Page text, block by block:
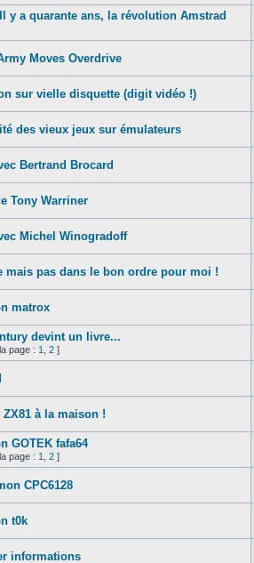
y a quarante ans, la révolution Amstrad
Moves Overdrive
sur vielle disquette (digit vidéo !)
des vieux jeux sur émulateurs
Bertrand Brocard
Tony Warriner
Michel Winogradoff
mais pas dans le bon ordre pour moi !
matrox
devint un livre...
page : 1 2 ]
à la maison !
GOTEK fafa64
page : 1 2 ]
CPC6128
t0k
informations